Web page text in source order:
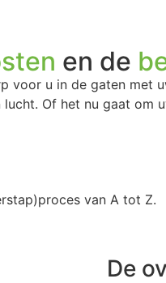
en de
voor u in de gaten met
Of het nu gaat
van A tot Z.
De